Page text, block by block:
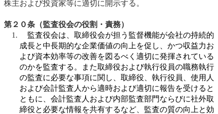
株主および投資家等に適切に開示する。
第２０条（監査役会の役割・責務）
監査役会は、取締役会が担う監督機能が会社の持続的
成長と中長期的な企業価値の向上を促し、かつ収益力お
よび資本効率等の改善を図るべく適切に発揮されている
のかを監査する。また取締役および執行役員の職務執行
の監査に必要な事項に関し、取締役、執行役員、使用人
および会計監査人から適時および適切に報告を受けると
ともに、会計監査人および内部監査部門ならびに社外取
締役と必要な情報を共有するなど、監査の質の向上と効